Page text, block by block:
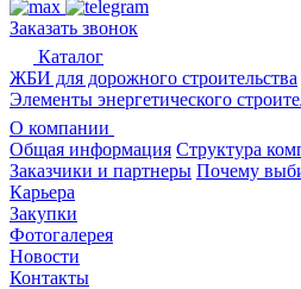
Заказать звонок
Каталог
ЖБИ для дорожного строительства
Элементы энергетического
О компании
Общая информация Структура
Заказчики и партнеры Почему
Карьера
Закупки
Фотогалерея
Новости
Контакты